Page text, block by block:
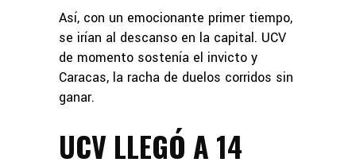
Así, con un emocionante primer tiempo,
se irían al descanso en la capital. UCV
de momento sostenía el invicto y
Caracas, la racha de duelos corridos sin
ganar.
UCV LLEGÓ A 14